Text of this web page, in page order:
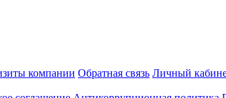
компании Обратная связь Личный